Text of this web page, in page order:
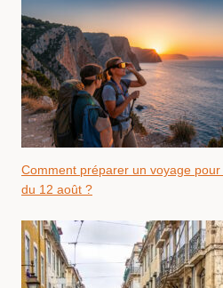
Comment préparer un voyage pour
du 12 août ?